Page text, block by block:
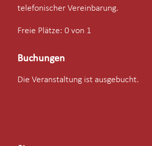
telefonischer Vereinbarung.
Freie Plätze: 0 von 1
Buchungen
Die Veranstaltung ist ausgebucht.